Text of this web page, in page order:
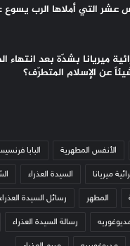
عشر التي أملاها الرب
ميريانا بشدّة بعد انتهاء
عن الإسلام المتطرّف؟
الأنفس المطهرية البابا
ميريانا السيدة العذراء
المطهر رسائل السيدة العذراء
رسالة السيدة العذراء